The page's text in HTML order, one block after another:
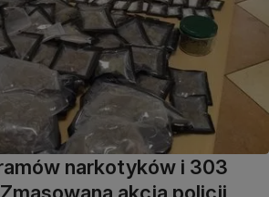
narkotyków i 303